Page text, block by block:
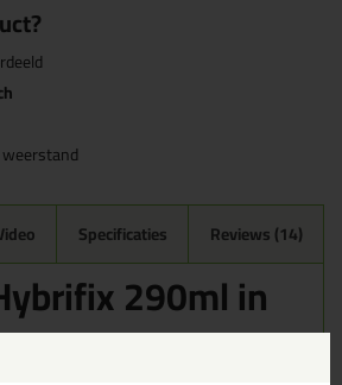
Specificaties Reviews (14)
290ml in
kleur? Gevonden! Deze lijmkit Zwaluw